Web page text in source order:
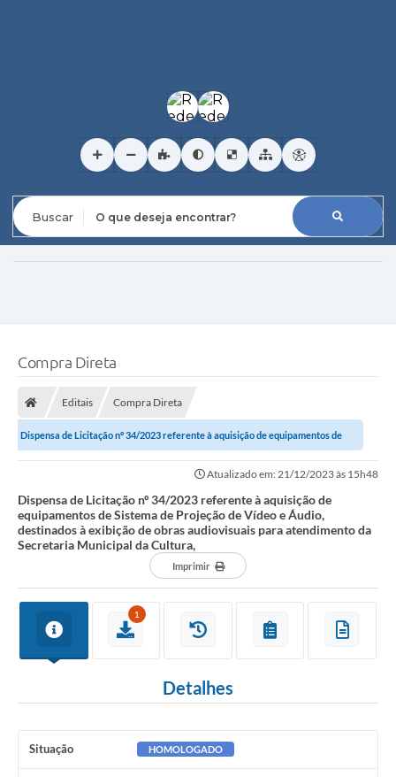
Compra Direta
Editais Compra Direta
Dispensa de Licitação nº 34/2023 referente à aquisição de equipamentos de
Atualizado em: 21/12/2023 às 15h48
Dispensa de Licitação nº 34/2023 referente à aquisição de
equipamentos de Sistema de Projeção de Vídeo e Áudio,
destinados à exibição de obras audiovisuais para atendimento da
Secretaria Municipal da Cultura,
Imprimir
1
Detalhes
Situação HOMOLOGADO